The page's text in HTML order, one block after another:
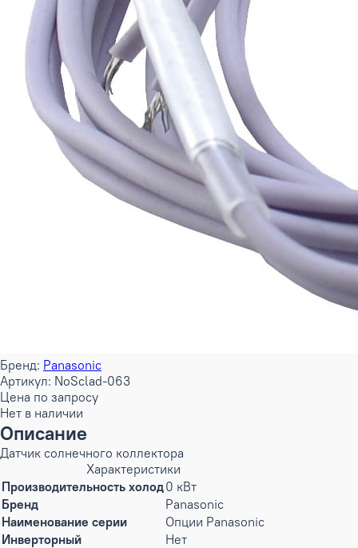
Бренд: Panasonic
Артикул: NoSclad-063
Цена по запросу
Нет в наличии
Описание
Датчик солнечного коллектора
Характеристики
Производительность холод0 кВт
Бренд
Panasonic
Наименование серии
Опции Panasonic
Инверторный
Нет